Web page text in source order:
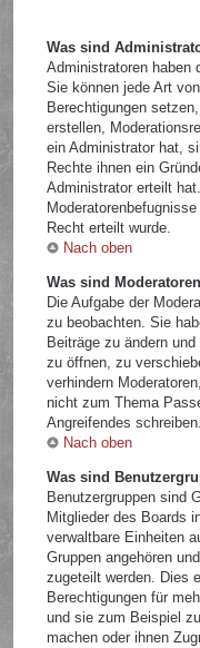
Was sind
Administratoren haben
Sie können jede Art
Berechtigungen
erstellen,
ein Administrator hat,
Rechte ihnen ein
Administrator erteilt
Recht erteilt wurde.
Nach oben
Was sind
Die Aufgabe der
zu beobachten. Sie
Beiträge zu ändern
zu öffnen, zu
verhindern
nicht zum Thema
Angreifendes schreiben.
Nach oben
Was sind
Benutzergruppen sind
Mitglieder des Boards
verwaltbare Einheiten
Gruppen angehören
zugeteilt werden. Dies
Berechtigungen für
und sie zum Beispiel
machen oder ihnen